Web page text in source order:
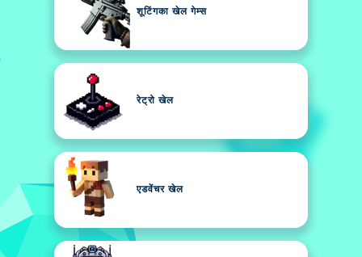
शूटिंगका खेल गेम्स
रेट्रो खेल
एडवेंचर खेल